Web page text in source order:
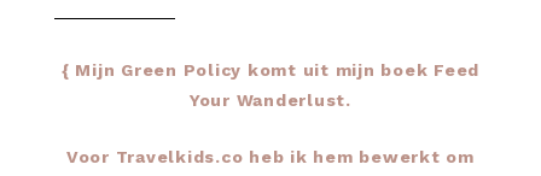
{ Mijn Green Policy komt uit mijn boek Feed
Your Wanderlust.
Voor Travelkids.co heb ik hem bewerkt om